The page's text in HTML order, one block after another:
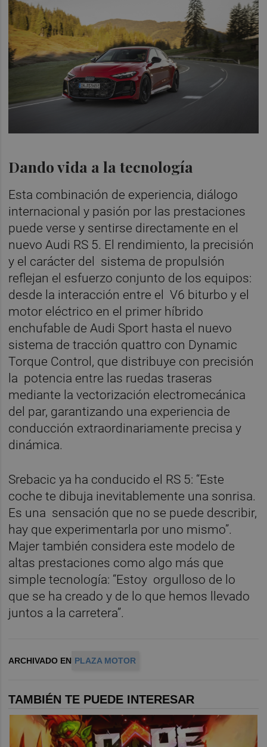
Dando vida a la tecnología
Esta combinación de experiencia, diálogo
internacional y pasión por las prestaciones
puede verse y sentirse directamente en el
nuevo Audi RS 5. El rendimiento, la precisión
y el carácter del sistema de propulsión
reflejan el esfuerzo conjunto de los equipos:
desde la interacción entre el V6 biturbo y el
motor eléctrico en el primer híbrido
enchufable de Audi Sport hasta el nuevo
sistema de tracción quattro con Dynamic
Torque Control, que distribuye con precisión
la potencia entre las ruedas traseras
mediante la vectorización electromecánica
del par, garantizando una experiencia de
conducción extraordinariamente precisa y
dinámica.
Srebacic ya ha conducido el RS 5: “Este
coche te dibuja inevitablemente una sonrisa.
Es una sensación que no se puede describir,
hay que experimentarla por uno mismo”.
Majer también considera este modelo de
altas prestaciones como algo más que
simple tecnología: “Estoy orgulloso de lo
que se ha creado y de lo que hemos llevado
juntos a la carretera”.
ARCHIVADO EN PLAZA MOTOR
TAMBIÉN TE PUEDE INTERESAR